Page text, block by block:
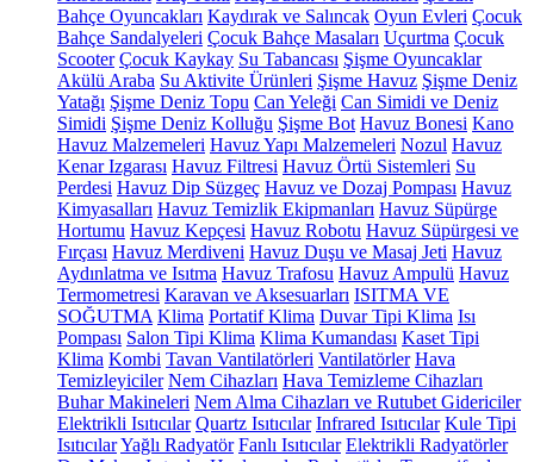
Bahçe Oyuncakları Kaydırak ve Salıncak Oyun Evleri Çocuk
Bahçe Sandalyeleri Çocuk Bahçe Masaları Uçurtma Çocuk
Scooter Çocuk Kaykay Su Tabancası Şişme Oyuncaklar
Akülü Araba Su Aktivite Ürünleri Şişme Havuz Şişme Deniz
Yatağı Şişme Deniz Topu Can Yeleği Can Simidi ve Deniz
Simidi Şişme Deniz Kolluğu Şişme Bot Havuz Bonesi Kano
Havuz Malzemeleri Havuz Yapı Malzemeleri Nozul Havuz
Kenar Izgarası Havuz Filtresi Havuz Örtü Sistemleri Su
Perdesi Havuz Dip Süzgeç Havuz ve Dozaj Pompası Havuz
Kimyasalları Havuz Temizlik Ekipmanları Havuz Süpürge
Hortumu Havuz Kepçesi Havuz Robotu Havuz Süpürgesi ve
Fırçası Havuz Merdiveni Havuz Duşu ve Masaj Jeti Havuz
Aydınlatma ve Isıtma Havuz Trafosu Havuz Ampulü Havuz
Termometresi Karavan ve Aksesuarları ISITMA VE
SOĞUTMA Klima Portatif Klima Duvar Tipi Klima Isı
Pompası Salon Tipi Klima Klima Kumandası Kaset Tipi
Klima Kombi Tavan Vantilatörleri Vantilatörler Hava
Temizleyiciler Nem Cihazları Hava Temizleme Cihazları
Buhar Makineleri Nem Alma Cihazları ve Rutubet Gidericiler
Elektrikli Isıtıcılar Quartz Isıtıcılar Infrared Isıtıcılar Kule Tipi
IsıtıcılarYağlı Radyatör Fanlı Isıtıcılar Elektrikli Radyatörler